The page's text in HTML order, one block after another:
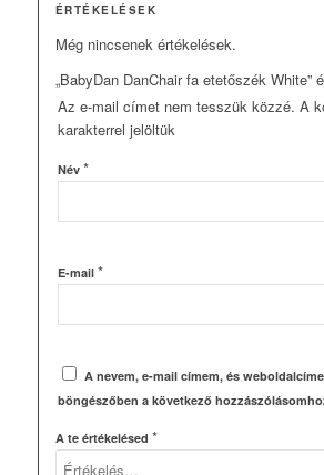
ÉRTÉKELÉSEK
Még nincsenek értékelések.
„BabyDan DanChair fa etetőszék White”
Az e-mail címet nem tesszük közzé. A
karakterrel jelöltük
Név *
E-mail *
A nevem, e-mail címem, és
böngészőben a következő
A te értékelésed *